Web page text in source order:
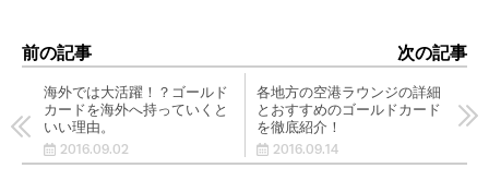
前の記事 次の記事
海外では大活躍！？ゴールド
カードを海外へ持っていくと
いい理由。
2016.09.02
各地方の空港ラウンジの詳細
とおすすめのゴールドカード
を徹底紹介！
2016.09.14